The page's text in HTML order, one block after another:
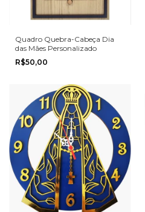
Quadro Quebra-Cabeça Dia
das Mães Personalizado
R$50,00